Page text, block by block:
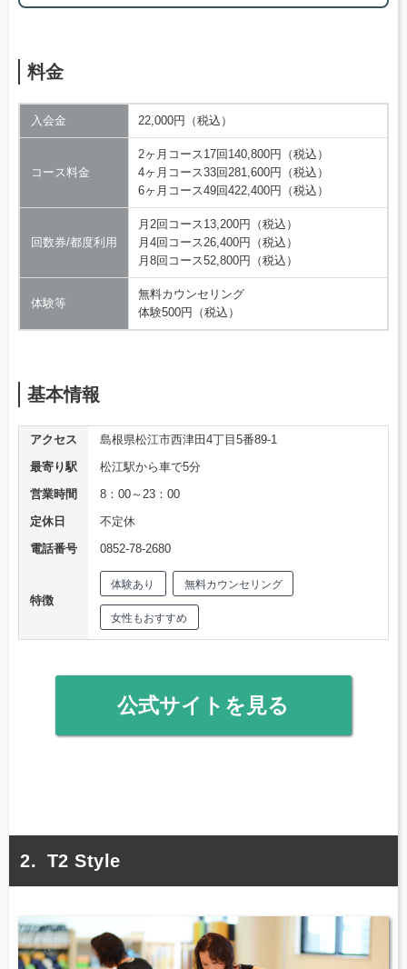
料金
入会金 22,000円（税込）
コース料金
2ヶ月コース17回140,800円（税込）
4ヶ月コース33回281,600円（税込）
6ヶ月コース49回422,400円（税込）
回数券/都度利用
月2回コース13,200円（税込）
月4回コース26,400円（税込）
月8回コース52,800円（税込）
体験等
無料カウンセリング
体験500円（税込）
基本情報
アクセス
島根県松江市西津田4丁目5番89-1
最寄り駅
松江駅から車で5分
営業時間
8：00～23：00
定休日
不定休
電話番号
0852-78-2680
特徴
体験あり 無料カウンセリング
女性もおすすめ
公式サイトを見る
T2 Style